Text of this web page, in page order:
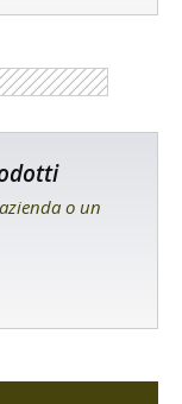
o un